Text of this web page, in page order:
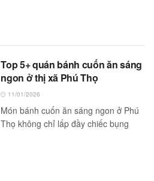
Top 5+ quán bánh cuốn ăn sáng
ngon ở thị xã Phú Thọ
11/01/2026
Món bánh cuốn ăn sáng ngon ở Phú
Thọ không chỉ lấp đầy chiếc bụng